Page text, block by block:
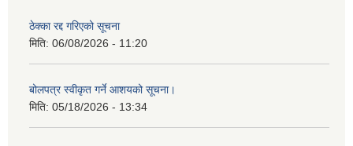
ठेक्का रद्द गरिएको सूचना
मिति: 06/08/2026 - 11:20
बोलपत्र स्वीकृत गर्ने आशयको सूचना।
मिति: 05/18/2026 - 13:34